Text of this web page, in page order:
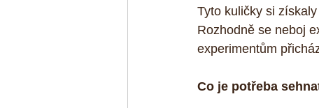
CviKuch Cvičici Kuchařka
Mák Bez mouky
Tyto kuličky si
Rozhodně se neboj
experimentům
Co je potřeba